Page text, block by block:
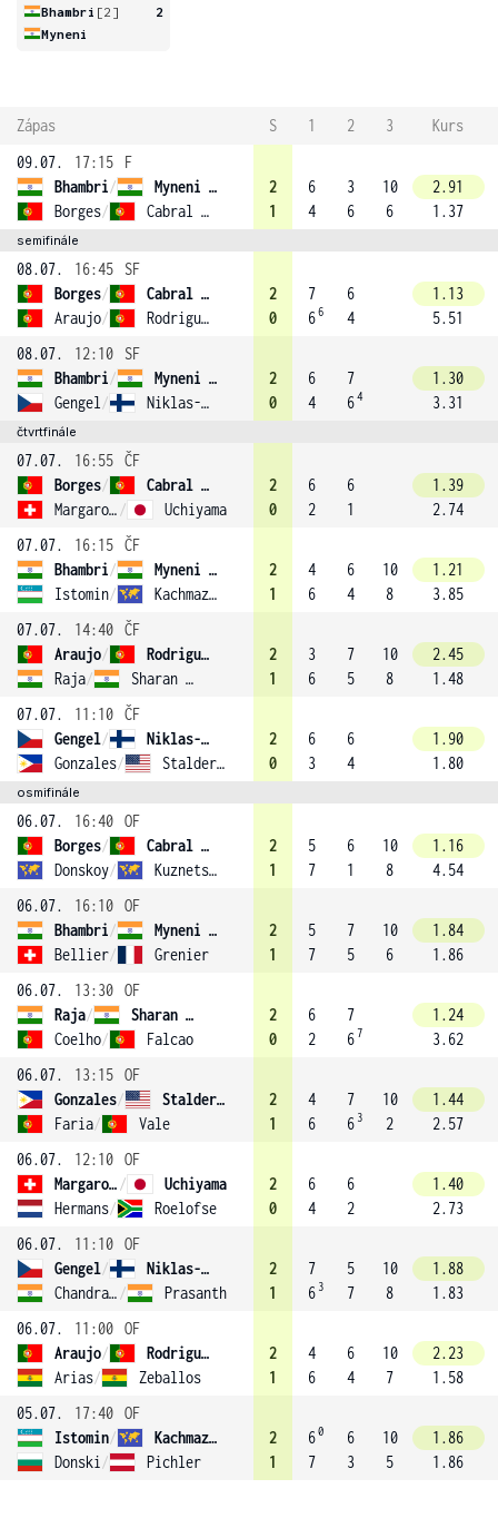
Bhambri [2]
2
Myneni
Zápas S 1 2 3
Kurs
09.07.
17:15
F
Bhambri/
Myneni (2)
Borges/ Cabral (1)
2
1
6
4
3
6
10
6
2.91
1.37
semifinále
08.07. 16:45
SF
Borges/
Cabral (1)
Araujo/ Rodrigues
2
0
7
66
6
4
1.13
5.51
08.07.
12:10
SF
Bhambri/
Myneni (2)
Gengel / Niklas-Salminen
2
0
6
4
7
64
1.30
3.31
čtvrtfinále
07.07. 16:55 ČF
Borges/
Cabral (1)
Margaroli / Uchiyama
2
0
6
2
6
1
1.39
2.74
07.07.
16:15 ČF
Bhambri/
Myneni (2)
Istomin/ Kachmazov
2
1
4
6
6
4
10
8
1.21
3.85
07.07.
14:40 ČF
Araujo/
Rodrigues
Raja/ Sharan (4)
2
1
3
6
7
5
10
8
2.45
1.48
07.07.
11:10 ČF
Gengel/
Niklas-Salminen
Gonzales/ Stalder (3)
2
0
6
3
6
4
1.90
1.80
osmifinále
06.07. 16:40 OF
Borges/
Cabral (1)
Donskoy/ Kuznetsov
2
1
5
7
6
1
10
8
1.16
4.54
06.07.
16:10 OF
Bhambri/
Myneni (2)
Bellier/ Grenier
2
1
5
7
7
5
10
6
1.84
1.86
06.07.
13:30 OF
Raja/
Sharan (4)
Coelho/ Falcao
2
0
6
2
7
67
1.24
3.62
06.07.
13:15 OF
Gonzales/
Stalder (3)
Faria/ Vale
2
1
4
6
7
6 3
10
2
1.44
2.57
06.07.
12:10 OF
Margaroli /
Uchiyama
Hermans/ Roelofse
2
0
6
4
6
2
1.40
2.73
06.07.
11:10 OF
Gengel/
Niklas-Salminen
Chandrasekar / Prasanth
2
1
7
6 3
5
7
10
8
1.88
1.83
06.07.
11:00 OF
Araujo/
Rodrigues
Arias/ Zeballos
2
1
4
6
6
4
10
7
2.23
1.58
05.07.
17:40 OF
Istomin/
Kachmazov
Donski / Pichler
2
1
60
7
6
3
10
5
1.86
1.86